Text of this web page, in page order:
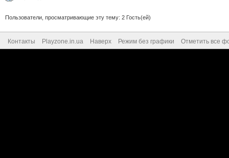
Пользователи, просматривающие эту тему: 2 Гость(ей)
Контакты Playzone.in.ua Наверх Режим без графики Отметить все